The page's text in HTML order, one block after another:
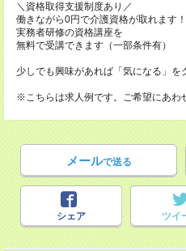
＼資格取得支援制度あり／
働きながら0円で介護資格が取れます！
実務者研修の資格講座を
無料で受講できます（一部条件有）
少しでも興味があれば「気になる」を
※こちらは求人例です。ご希望にあわ
メールで送る
シェア ツイ